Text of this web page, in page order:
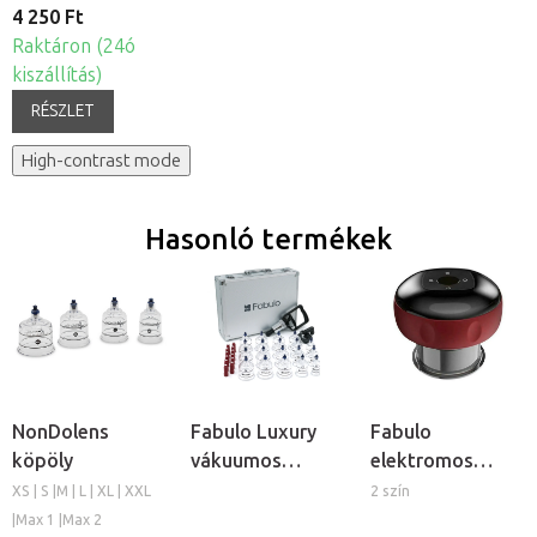
4 250 Ft
Raktáron (24ó
kiszállítás)
RÉSZLET
High-contrast mode
Hasonló termékek
NonDolens
köpöly
XS | S |M | L | XL | XXL
|Max 1 |Max 2
Fabulo Luxury
vákuumos
Fabulo
elektromos
vákuumos
2 szín